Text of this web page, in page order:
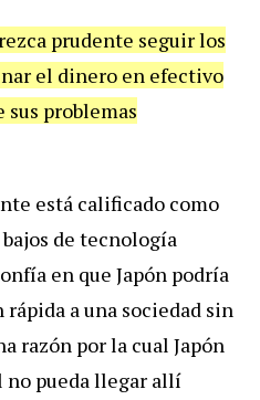
prudente seguir los
el dinero en efectivo
sus problemas
está calificado como
de tecnología
en que Japón podría
a una sociedad sin
razón por la cual Japón
pueda llegar allí